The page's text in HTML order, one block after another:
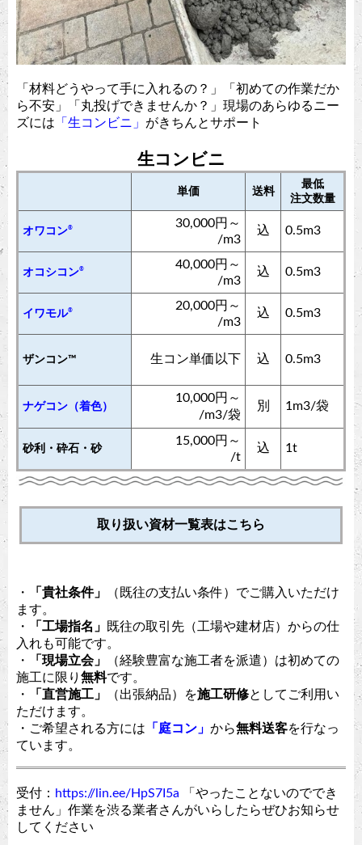
「材料どうやって手に入れるの？」「初めての作業だか
ら不安」「丸投げできませんか？」現場のあらゆるニー
ズには 「生コンビニ」 がきちんとサポート
生コンビニ
単価 送料
最低
注文数量
オワコン®
30,000円～
/m3
込 0.5m3
オコシコン®
40,000円～
/m3
込 0.5m3
イワモル®
20,000円～
/m3
込 0.5m3
ザンコン™︎ 生コン単価以下 込 0.5m3
ナゲコン（着色）
10,000円～
/m3/袋
別 1m3/袋
砂利・砕石・砂
15,000円～
/t
込 1t
取り扱い資材一覧表はこちら
・ 「貴社条件」
（既往の支払い条件）でご購入いただけ
ます。
・
「工場指名」
既往の取引先（工場や建材店）からの仕
入れも可能です。
・
「現場立会」
（経験豊富な施工者を派遣）は初めての
施工に限り 無料です。
・
「直営施工」 （出張納品）を施工研修としてご利用い
ただけます。
・ご希望される方には 「庭コン」 から無料送客を行なっ
ています。
受付： https://lin.ee/HpS7I5a 「やったことないのででき
ません」作業を渋る業者さんがいらしたらぜひお知らせ
してください